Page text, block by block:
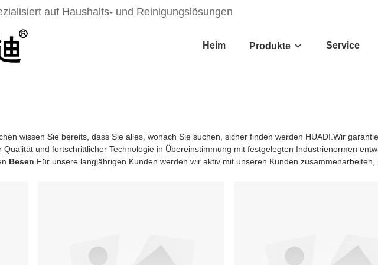
auf Haushalts- und Reinigungslösungen
Heim Produkte Service
wissen Sie bereits, dass Sie alles, wonach Sie suchen, sicher finden werden HUADI.Wir
und fortschrittlicher Technologie in Übereinstimmung mit festgelegten Industrienormen
Besen.Für unsere langjährigen Kunden werden wir aktiv mit unseren Kunden